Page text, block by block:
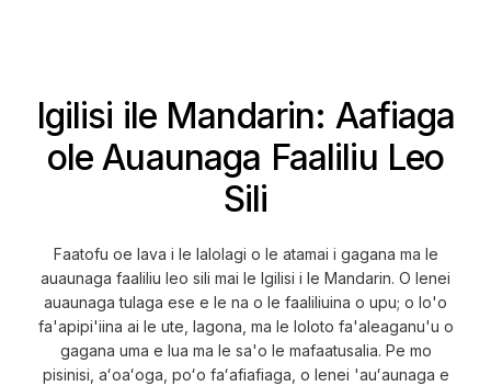
Igilisi ile Mandarin: Aafiaga
ole Auaunaga Faaliliu Leo
Sili
Faatofu oe lava i le lalolagi o le atamai i gagana ma le
auaunaga faaliliu leo sili mai le Igilisi i le Mandarin. O lenei
auaunaga tulaga ese e le na o le faaliliuina o upu; o lo'o
fa'apipi'iina ai le ute, lagona, ma le loloto fa'aleaganu'u o
gagana uma e lua ma le sa'o le mafaatusalia. Pe mo
pisinisi, aʻoaʻoga, poʻo faʻafiafiaga, o lenei 'auʻaunaga e